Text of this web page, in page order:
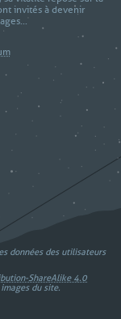
invités à devenir
données des utilisateurs
ShareAlike 4.0
du site.